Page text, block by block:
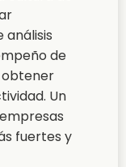
de
obtener
Un
fuertes y